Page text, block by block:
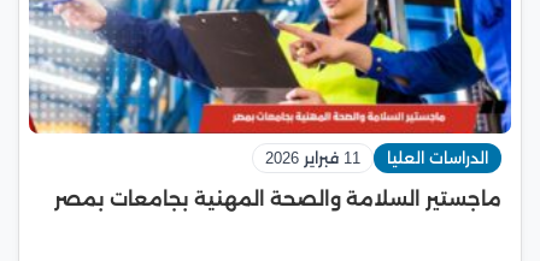
الدراسات العليا 11 فبراير 2026
ماجستير السلامة والصحة المهنية بجامعات بمصر